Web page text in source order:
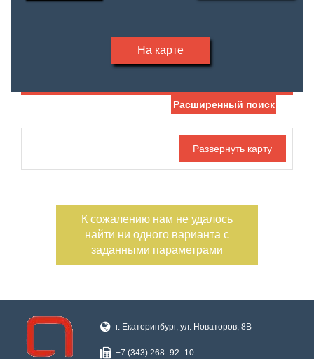
На карте
Жилая площадь
—
Площадь кухни
Балконов
Этаж
—
Этажность
Не последний
Расширенный поиск
К сожалению нам не удалось
найти ни одного варианта с
заданными параметрами
г. Екатеринбург, ул. Новаторов, 8В
+7 (343) 268‒92‒10